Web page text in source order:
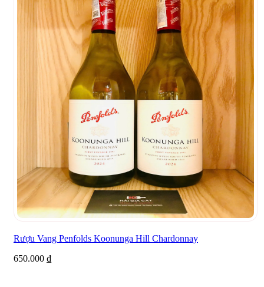
Rượu Vang Penfolds Koonunga Hill Chardonnay
650.000 ₫